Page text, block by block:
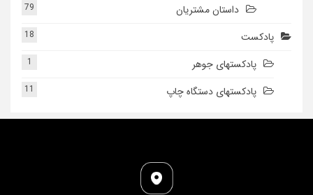
داستان مشتریان 79
پادکست 18
پادکستهای جوهر 1
پادکستهای دستگاه چاپ 11